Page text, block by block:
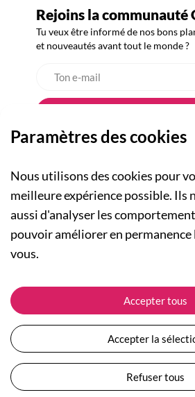
Rejoins la communauté
Tu veux être informé de nos bons
et nouveautés avant tout le monde ?
A PROPOS
Qui sommes-nous ?
Actualités
Nos engagements
Plan du site
Devenir revendeur
NOS RUBRIQUES
Collection Femme
Collection Enfants
Les Totebags
Nos différents thèmes
ASSISTANCE
Suivre ma commande
Expédition et livraison
Retour et
Moyens de paiement
Questions / Réponses
Conditions générales de vente
Paramètres des cookies
Nous utilisons des cookies pour
meilleure expérience possible. Ils
aussi d'analyser les
pouvoir améliorer en
vous.
Accepter tous
Accepter la
Refuser tous